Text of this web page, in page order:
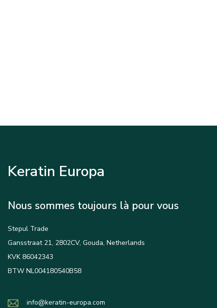
Keratin Europa
Nous sommes toujours là pour vous
Stepul Trade
Gansstraat 21, 2802CV, Gouda, Netherlands
KVK 86042343
BTW NL004180540B58
info@keratin-europa.com